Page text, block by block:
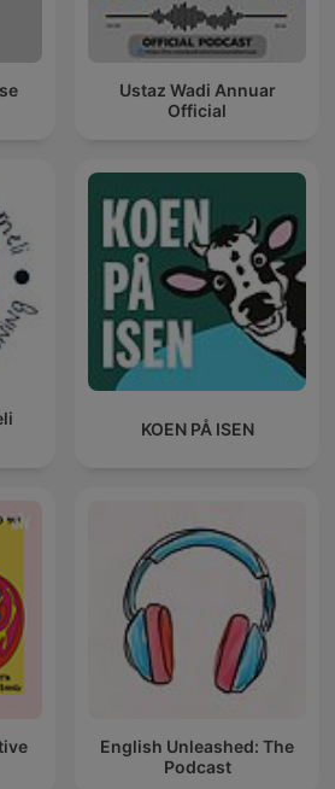
Ustaz Wadi Annuar
Official
KOEN PÅ ISEN
English Unleashed: The
Podcast